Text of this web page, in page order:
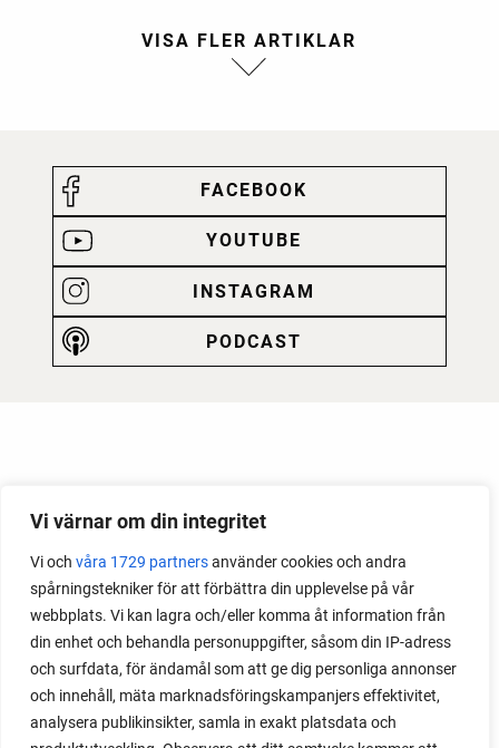
Vi värnar om din integritet
Vi och våra 1729 partnersanvänder cookies och andra
spårningstekniker för att förbättra din upplevelse på vår
webbplats. Vi kan lagra och/eller komma åt information från
din enhet och behandla personuppgifter, såsom din IP-adress
och surfdata, för ändamål som att ge dig personliga annonser
och innehåll, mäta marknadsföringskampanjers effektivitet,
analysera publikinsikter, samla in exakt platsdata och
FACEBOOK
YOUTUBE
INSTAGRAM
PODCAST